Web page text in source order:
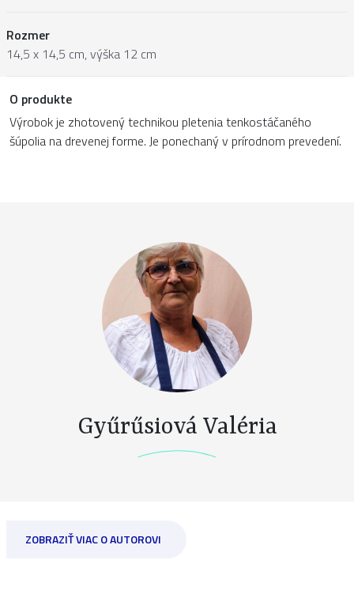
Rozmer
14,5 x 14,5 cm, výška 12 cm
O produkte
Výrobok je zhotovený technikou pletenia tenkostáčaného
šúpolia na drevenej forme. Je ponechaný v prírodnom prevedení.
Gyűrűsiová Valéria
ZOBRAZIŤ VIAC O AUTOROVI